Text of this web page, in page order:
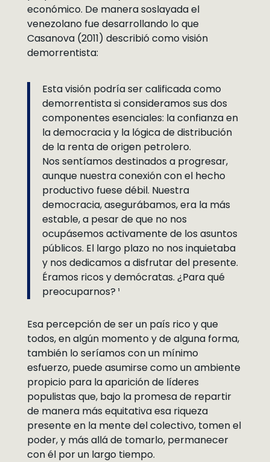
económico. De manera soslayada el
venezolano fue desarrollando lo que
Casanova (2011) describió como visión
demorrentista:
Esta visión podría ser calificada como
demorrentista si consideramos sus dos
componentes esenciales: la confianza en
la democracia y la lógica de distribución
de la renta de origen petrolero.
Nos sentíamos destinados a progresar,
aunque nuestra conexión con el hecho
productivo fuese débil. Nuestra
democracia, asegurábamos, era la más
estable, a pesar de que no nos
ocupásemos activamente de los asuntos
públicos. El largo plazo no nos inquietaba
y nos dedicamos a disfrutar del presente.
Éramos ricos y demócratas. ¿Para qué
preocuparnos? ¹
Esa percepción de ser un país rico y que
todos, en algún momento y de alguna forma,
también lo seríamos con un mínimo
esfuerzo, puede asumirse como un ambiente
propicio para la aparición de líderes
populistas que, bajo la promesa de repartir
de manera más equitativa esa riqueza
presente en la mente del colectivo, tomen el
poder, y más allá de tomarlo, permanecer
con él por un largo tiempo.